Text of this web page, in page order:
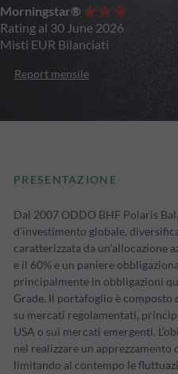
Morningstar®
Rating al 30 June 2026
Misti EUR Bilanciati
Report mensile
PRESENTAZIONE
Dal 2007 ODDO BHF Polaris
d'investimento globale,
caratterizzata da un’allocazione
e il 60% e un paniere
principalmente in obbligazioni
Grade. Il portafoglio è
su mercati regolamentati,
USA o sui mercati emergenti.
nel realizzare un apprezzamento
limitando al contempo le